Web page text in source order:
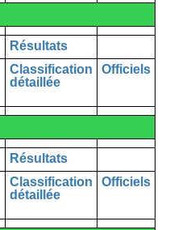
Résultats
Classification
détaillée
Officiels
Résultats
Classification
détaillée
Officiels